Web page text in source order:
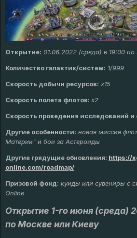
Открытие: 01.06.2022 (среда) в 19:00
Количество галактик/систем: 1/999
Скорость добычи ресурсов: х15
Скорость полета флотов: x2
Скорость проведения исследований и
Другие особенности: новая миссия
Материи" и бои за Астероиды
Другие грядущие обновления: https://
online.com/roadmap/
Призовой фонд: куиды или сувениры с
Online
Открытие 1-го июня (среда)
по Москве или Киеву